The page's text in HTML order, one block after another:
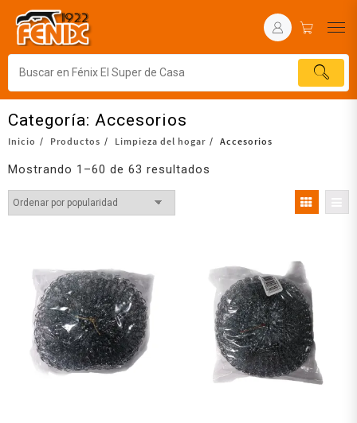
Categoría: Accesorios
Inicio Productos Limpieza del hogar Accesorios
Mostrando 1–60 de 63 resultados